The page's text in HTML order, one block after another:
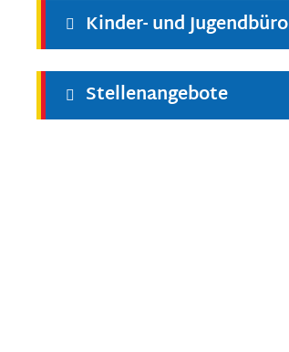
Kinder- und Jugendbüro
Stellenangebote